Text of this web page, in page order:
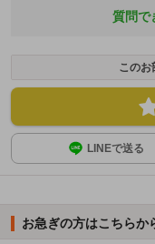
質問で
このお
LINEで送る
お急ぎの方はこちらか